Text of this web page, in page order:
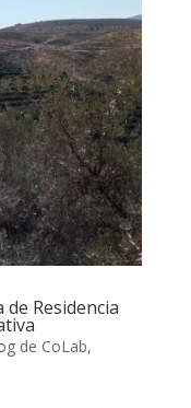
de Residencia
de CoLab,